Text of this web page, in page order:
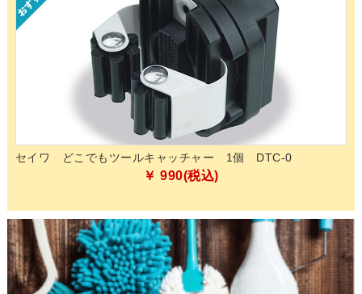
セイワ どこでもツールキャッチャー 1個 DTC-0
￥ 990(税込)